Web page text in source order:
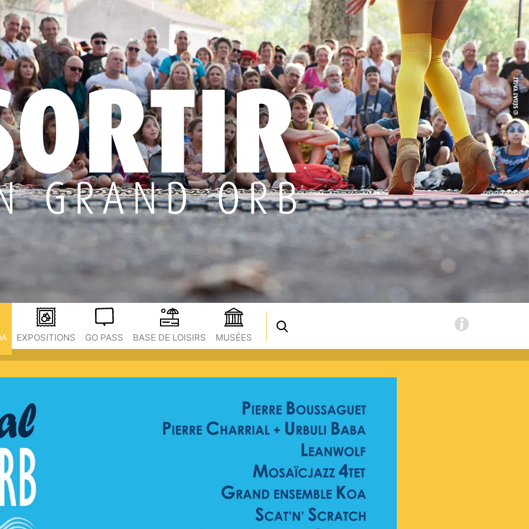
EXPOSITIONS GO PASS BASE DE LOISIRS MUSÉES